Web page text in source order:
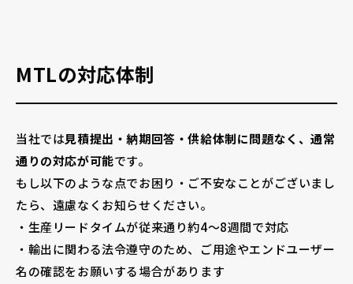
MTLの対応体制
当社では見積提出・納期回答・供給体制に問題なく、通常
通りの対応が可能です。
もし以下のような点でお困り・ご不安なことがございまし
たら、遠慮なくお知らせください。
・生産リードタイムが従来通り約4～8週間で対応
・輸出に関わる法令遵守のため、ご用途やエンドユーザー
名の確認をお願いする場合があります